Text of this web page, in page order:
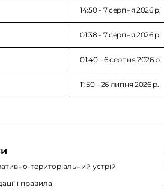
14:50 - 7 серпня 2026 p.
01:38 - 7 серпня 2026 p.
01:40 - 6 серпня 2026 p.
11:50 - 26 липня 2026 p.
територіальний устрій
i правила